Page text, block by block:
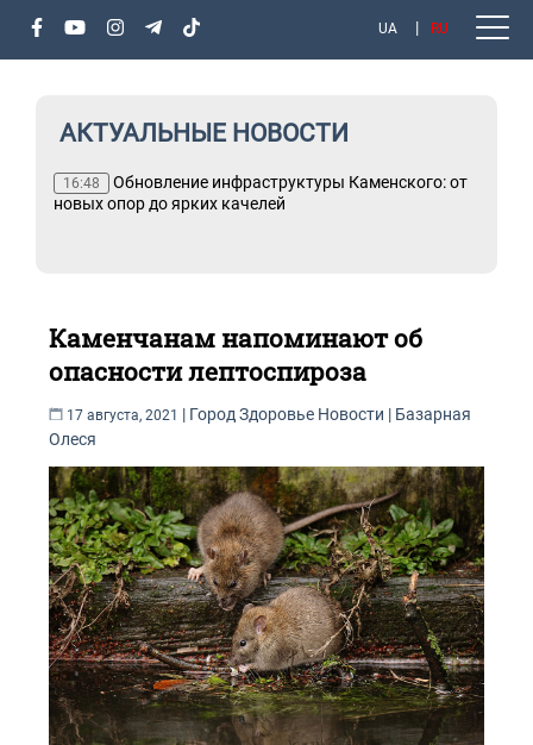
UA RU
АКТУАЛЬНЫЕ НОВОСТИ
16:48
Обновление инфраструктуры Каменского: от
новых опор до ярких качелей
Каменчанам напоминают об
опасности лептоспироза
17 августа, 2021 | Город Здоровье Новости | Базарная
Олеся